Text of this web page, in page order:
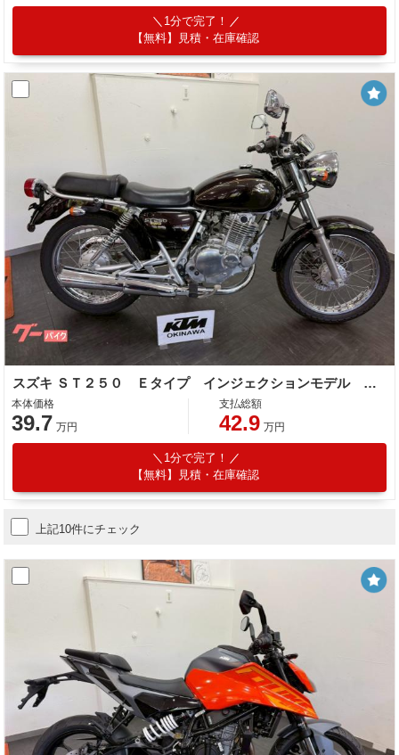
1分で完了！
【無料】見積・在庫確認
スズキ ＳＴ２５０ Ｅタイプ インジェクションモデル ２００５
本体価格
39.7 万円
支払総額
42.9 万円
1分で完了！
【無料】見積・在庫確認
上記10件にチェック